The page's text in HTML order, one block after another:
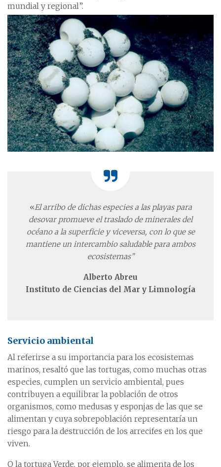
mundial y regional”.
«El arribo de dichas especies a las playas para
desovar promueve el traslado de minerales del
océano a la superficie y viceversa, con lo que se
mantiene un intercambio saludable para ambos
ecosistemas”
Alberto Abreu
Instituto de Ciencias del Mar y Limnología
Servicio ambiental
Al referirse a su importancia para los ecosistemas
marinos, resaltó que las tortugas, como muchas otras
especies, cumplen un servicio ambiental, pues
contribuyen a equilibrar la población de otros
organismos, como medusas y esponjas de las que se
alimentan y cuya sobrepoblación representaría un
riesgo para la destrucción de los arrecifes en los que
viven.
O la tortuga Verde, por ejemplo, se alimenta de los